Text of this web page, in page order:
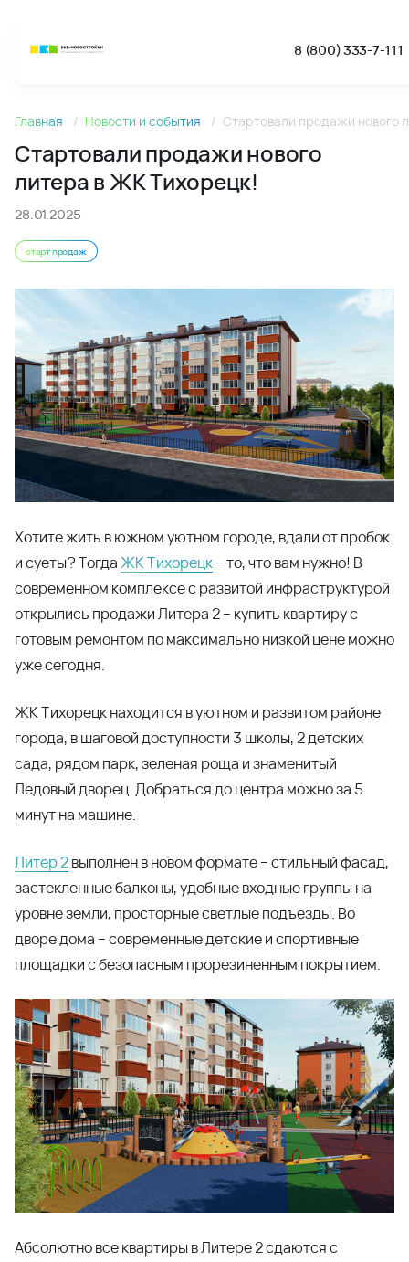
8 (800) 333-7-111
Новости
Главная Новости и события Стартовали продажи нового
Стартовали продажи нового
литера в ЖК Тихорецк!
28.01.2025
старт продаж
Хотите жить в южном уютном городе, вдали от пробок
и суеты? ТогдаЖК Тихорецк– то, что вам нужно! В
современном комплексе с развитой инфраструктурой
открылись продажи Литера 2 – купить квартиру с
готовым ремонтом по максимально низкой цене можно
уже сегодня.
ЖК Тихорецк находится в уютном и развитом районе
города, в шаговой доступности 3 школы, 2 детских
сада, рядом парк, зеленая роща и знаменитый
Ледовый дворец. Добраться до центра можно за 5
минут на машине.
Литер 2выполнен в новом формате – стильный фасад,
застекленные балконы, удобные входные группы на
уровне земли, просторные светлые подъезды. Во
дворе дома – современные детские и спортивные
площадки с безопасным прорезиненным покрытием.
Абсолютно все квартиры в Литере 2 сдаются с